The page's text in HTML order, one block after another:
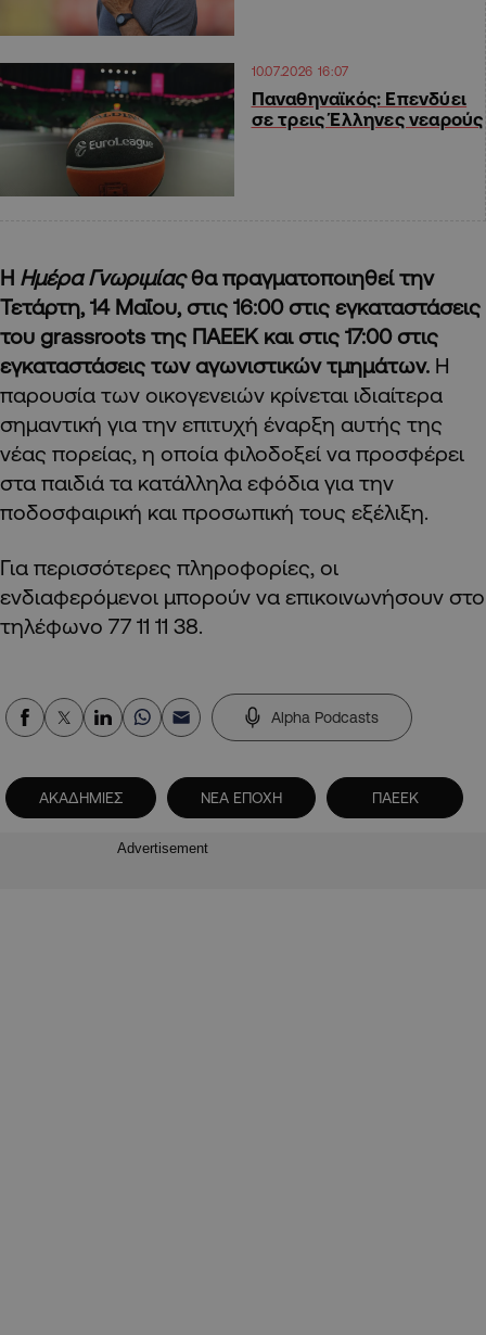
10.07.2026 16:07
Παναθηναϊκός: Επενδύει
σε τρεις Έλληνες νεαρούς
Η Ημέρα Γνωριμίαςθα πραγματοποιηθεί την
Τετάρτη, 14 Μαΐου, στις 16:00 στις εγκαταστάσεις
του grassroots της ΠΑΕΕΚ και στις 17:00 στις
εγκαταστάσεις των αγωνιστικών τμημάτων. Η
παρουσία των οικογενειών κρίνεται ιδιαίτερα
σημαντική για την επιτυχή έναρξη αυτής της
νέας πορείας, η οποία φιλοδοξεί να προσφέρει
στα παιδιά τα κατάλληλα εφόδια για την
ποδοσφαιρική και προσωπική τους εξέλιξη.
Για περισσότερες πληροφορίες, οι
ενδιαφερόμενοι μπορούν να επικοινωνήσουν στο
τηλέφωνο 77 11 11 38.
Alpha Podcasts
ΑΚΑΔΗΜΙΕΣ ΝΕΑ ΕΠΟΧΗ ΠΑΕΕΚ
Advertisement